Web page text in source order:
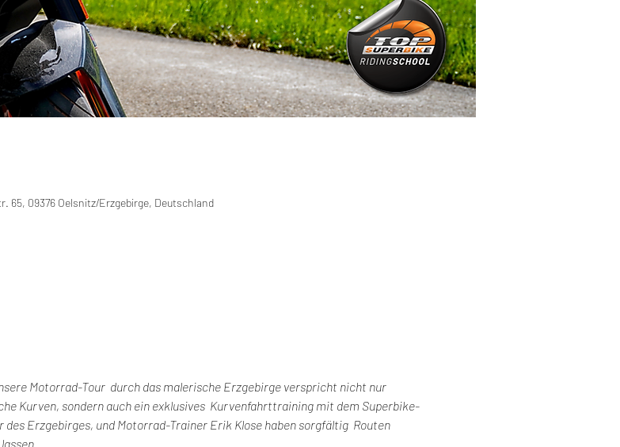
65, 09376 Oelsnitz/Erzgebirge, Deutschland
Motorrad-Tour  durch das malerische Erzgebirge verspricht nicht nur
Kurven, sondern auch ein exklusives  Kurvenfahrttraining mit dem Superbike-
Erzgebirges, und Motorrad-Trainer Erik Klose haben sorgfältig  Routen